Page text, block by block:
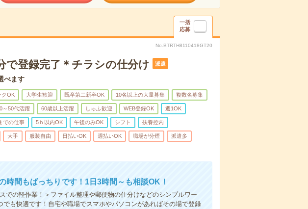
一括
応募
No.BTRTH8110418GT20
で登録完了＊チラシの仕分け 派遣
べます
クOK 大学生歓迎 既卒第二新卒OK 10名以上の大量募集 複数名募集
～50代活躍 60歳以上活躍 しゅふ歓迎 WEB登録OK 週1OK
での仕事 5ｈ以内OK 午後のみOK シフト 扶養控内
大手 服装自由 日払いOK 週払いOK 職場が分煙 派遣多
時間もばっちりです！1日3時間～も相談OK！
での軽作業！＞ファイル整理や郵便物の仕分けなどのシンプルワー
も快適です！自宅や職場でスマホやパソコンがあればその場で登録